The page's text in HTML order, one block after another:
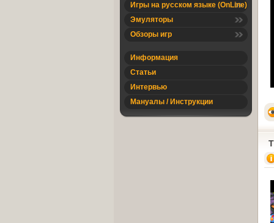
Игры на русском языке (OnLine)
Эмуляторы
Обзоры игр
Информация
Статьи
Интервью
Мануалы / Инструкции